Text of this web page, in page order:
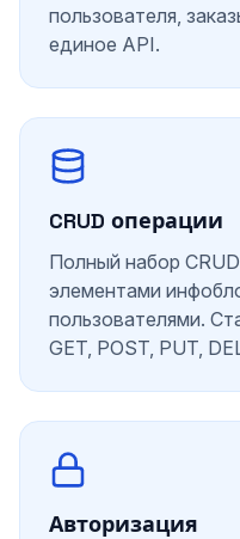
пользователя,
единое API.
CRUD операции
Полный набор
элементами
пользователями.
GET, POST, PUT,
Авторизация